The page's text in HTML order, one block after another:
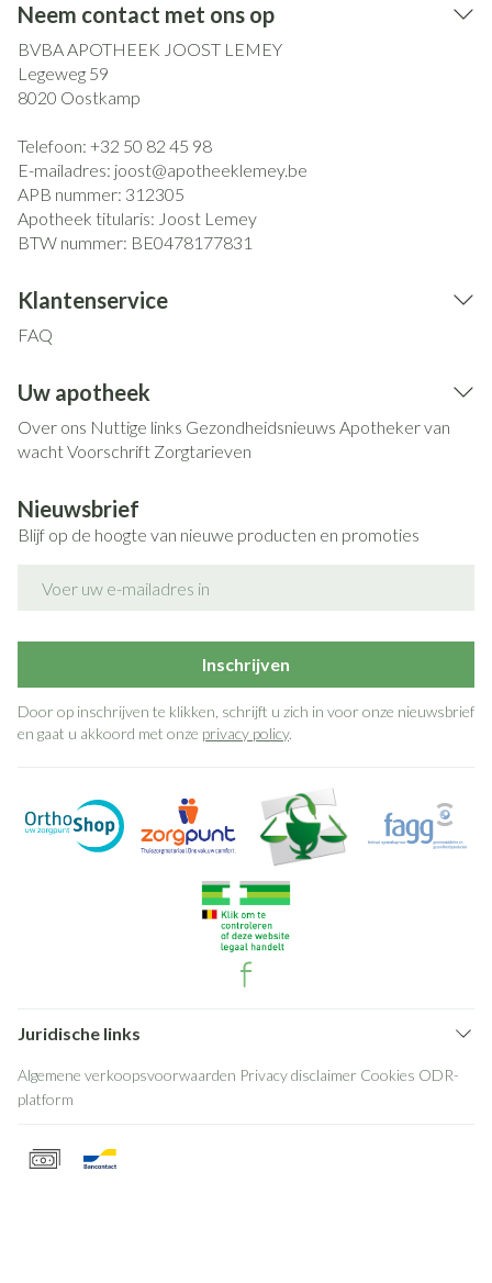
Neem contact met ons op
BVBA APOTHEEK JOOST LEMEY
Legeweg 59
8020 Oostkamp
Telefoon: +32 50 82 45 98
E-mailadres: joost@apotheeklemey.be
APB nummer: 312305
Apotheek titularis: Joost Lemey
BTW nummer: BE0478177831
Klantenservice
FAQ
Uw apotheek
Over ons Nuttige links Gezondheidsnieuws Apotheker van
wachtVoorschrift Zorgtarieven
Nieuwsbrief
Blijf op de hoogte van nieuwe producten en promoties
Inschrijven
Door op inschrijven te klikken, schrijft u zich in voor onze nieuwsbrief
en gaat u akkoord met onze privacy policy.
Juridische links
Algemene verkoopsvoorwaarden Privacy disclaimer Cookies ODR-
platform